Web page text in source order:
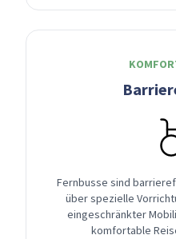
Fernbusse sind
über spezielle
eingeschränkter
komfortable